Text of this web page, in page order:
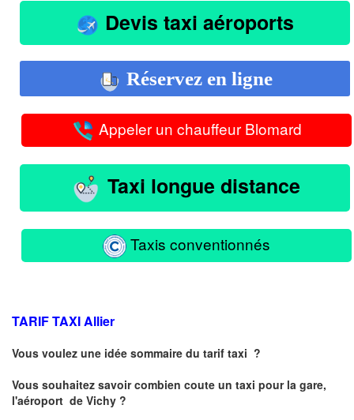
Devis taxi aéroports
Réservez en ligne
Appeler un chauffeur Blomard
Taxi longue distance
Taxis conventionnés
TARIF TAXIAllier
Vous voulez une idée sommaire du tarif taxi ?
Vous souhaitez savoir combien coute un taxi pour la gare,
l'aéroport de Vichy ?